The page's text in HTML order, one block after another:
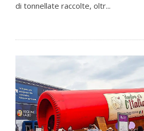
di tonnellate raccolte, oltr...